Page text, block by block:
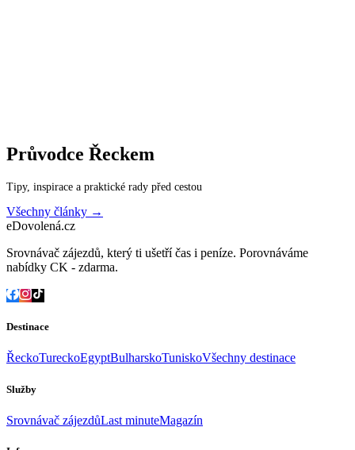
Průvodce Řeckem
Tipy, inspirace a praktické rady před cestou
Všechny články →
eDovolená.cz
Srovnávač zájezdů, který ti ušetří čas i peníze. Porovnáváme
nabídky CK - zdarma.
Destinace
ŘeckoTureckoEgyptBulharskoTuniskoVšechny destinace
Služby
Srovnávač zájezdůLast minuteMagazín